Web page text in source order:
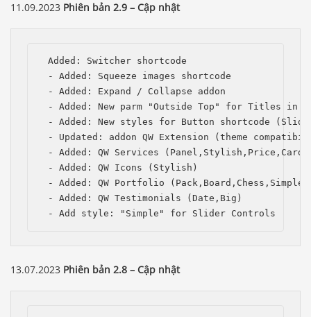
11.09.2023 Phiên bản 2.9 – Cập nhật
Added: Switcher shortcode
- Added: Squeeze images shortcode
- Added: Expand / Collapse addon
- Added: New parm "Outside Top" for Titles in
- Added: New styles for Button shortcode
- Updated: addon QW Extension (theme
- Added: QW Services
- Added: QW Icons (Stylish)
- Added: QW Portfolio
- Added: QW Testimonials (Date,Big)
- Add style: "Simple" for Slider Controls
13.07.2023 Phiên bản 2.8 – Cập nhật